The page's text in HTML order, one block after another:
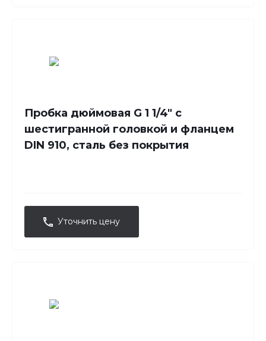
Пробка дюймовая G 1 1/4" с
шестигранной головкой и фланцем
DIN 910, сталь без покрытия
Уточнить цену